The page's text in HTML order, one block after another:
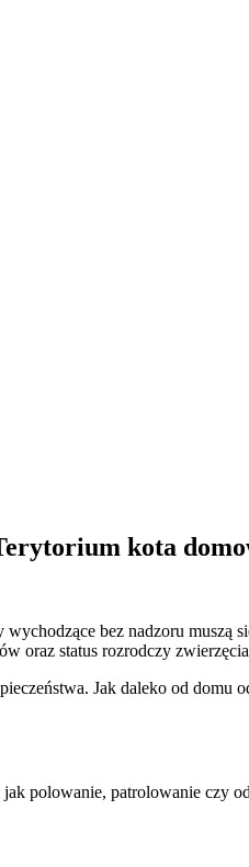
kota
bez nadzoru muszą
oraz status rozrodczy
Jak daleko od domu
polowanie, patrolowanie czy